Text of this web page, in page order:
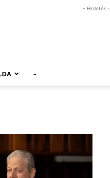
- Hirdetés -
–